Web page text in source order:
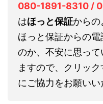
080-1891-8310 /
はほっと保証からの
ほっと保証からの
のか、不安に思っ
ますので、クリッ
にご協力をお願いい